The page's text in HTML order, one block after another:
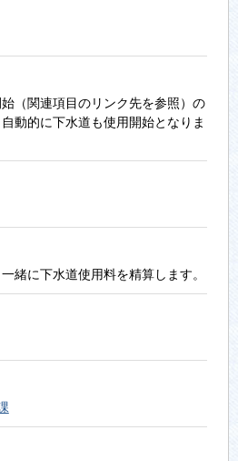
（関連項目のリンク先を参照）の
動的に下水道も使用開始となりま
緒に下水道使用料を精算します。